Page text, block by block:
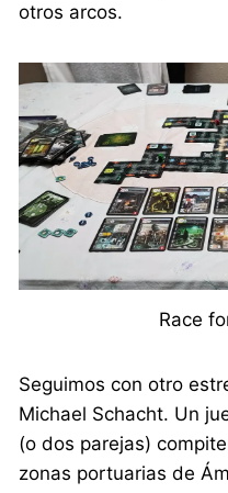
otros arcos.
Race
Seguimos con otro
Michael Schacht. Un
(o dos parejas)
zonas portuarias de